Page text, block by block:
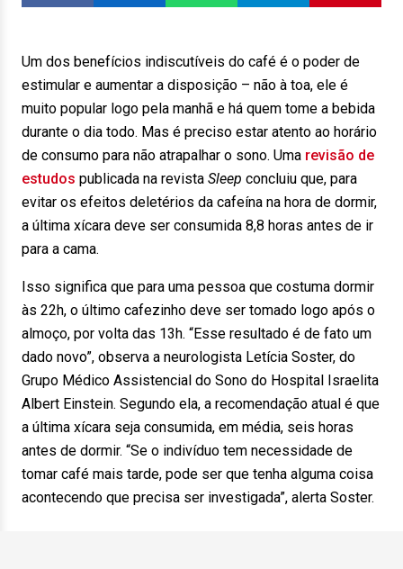
Um dos benefícios indiscutíveis do café é o poder de
estimular e aumentar a disposição – não à toa, ele é
muito popular logo pela manhã e há quem tome a bebida
durante o dia todo. Mas é preciso estar atento ao horário
de consumo para não atrapalhar o sono. Uma revisão de
estudos publicada na revista Sleep concluiu que, para
evitar os efeitos deletérios da cafeína na hora de dormir,
a última xícara deve ser consumida 8,8 horas antes de ir
para a cama.
Isso significa que para uma pessoa que costuma dormir
às 22h, o último cafezinho deve ser tomado logo após o
almoço, por volta das 13h. “Esse resultado é de fato um
dado novo”, observa a neurologista Letícia Soster, do
Grupo Médico Assistencial do Sono do Hospital Israelita
Albert Einstein. Segundo ela, a recomendação atual é que
a última xícara seja consumida, em média, seis horas
antes de dormir. “Se o indivíduo tem necessidade de
tomar café mais tarde, pode ser que tenha alguma coisa
acontecendo que precisa ser investigada”, alerta Soster.